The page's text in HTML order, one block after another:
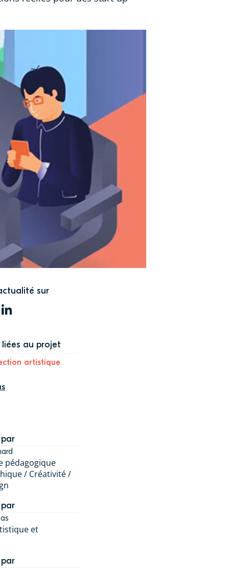
pédagogique
/ Créativité /
et
sur
liées au projet
artistique